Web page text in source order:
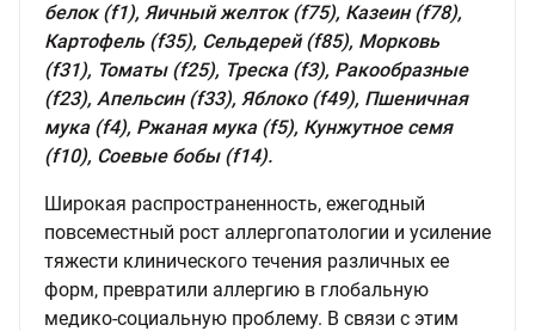
белок (f1), Яичный желток (f75), Казеин (f78),
Картофель (f35), Сельдерей (f85), Морковь
(f31), Томаты (f25), Треска (f3), Ракообразные
(f23), Апельсин (f33), Яблоко (f49), Пшеничная
мука (f4), Ржаная мука (f5), Кунжутное семя
(f10), Соевые бобы (f14).
Широкая распространенность, ежегодный
повсеместный рост аллергопатологии и усиление
тяжести клинического течения различных ее
форм, превратили аллергию в глобальную
медико-социальную проблему. В связи с этим